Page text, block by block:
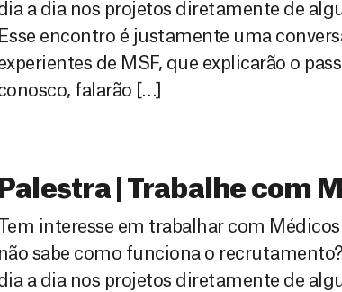
a dia nos projetos diretamente de
Esse encontro é justamente uma
de MSF, que explicarão o
falarão […]
Palestra | Trabalhe com
Tem interesse em trabalhar com
não sabe como funciona o
a dia nos projetos diretamente de